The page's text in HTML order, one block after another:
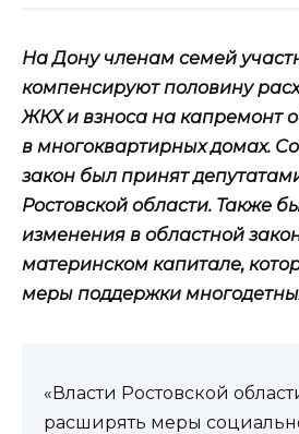
На Дону членам семей
компенсируют половину
ЖКХ и взноса на капремонт
в многоквартирных домах.
закон был принят
Ростовской области. Также
изменения в областной
материнском капитале,
меры поддержки
«Власти Ростовской
расширять меры